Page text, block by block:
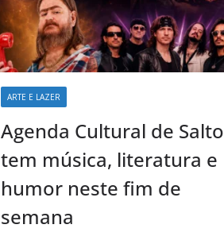
ARTE E LAZER
Agenda Cultural de Salto
tem música, literatura e
humor neste fim de
semana